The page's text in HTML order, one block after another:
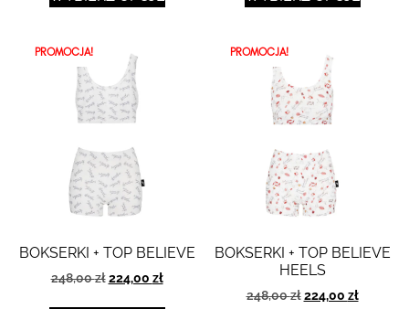
PROMOCJA!
BOKSERKI + TOP BELIEVE
248,00zł 224,00 zł
PROMOCJA!
BOKSERKI + TOP BELIEVE
HEELS
248,00zł 224,00 zł